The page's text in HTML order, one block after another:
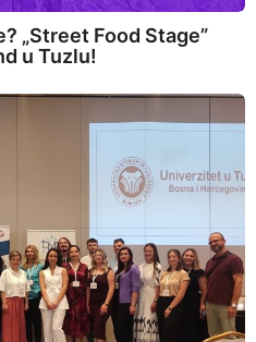
„Street Food Stage”
u Tuzlu!